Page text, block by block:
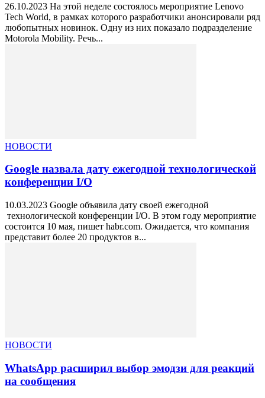
26.10.2023 На этой неделе состоялось мероприятие Lenovo
Tech World, в рамках которого разработчики анонсировали ряд
любопытных новинок. Одну из них показало подразделение
Motorola Mobility. Речь...
НОВОСТИ
Google назвала дату ежегодной технологической
конференции I/O
10.03.2023 Google объявила дату своей ежегодной
технологической конференции I/O. В этом году мероприятие
состоится 10 мая, пишет habr.com. Ожидается, что компания
представит более 20 продуктов в...
НОВОСТИ
WhatsApp расширил выбор эмодзи для реакций
на сообщения